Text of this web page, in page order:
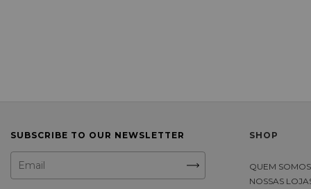
SUBSCRIBE TO OUR NEWSLETTER SHOP
QUEM SOMOS
NOSSAS